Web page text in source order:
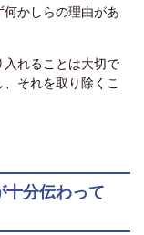
かしらの理由があ
入れることは大切で
それを取り除くこ
分伝わって